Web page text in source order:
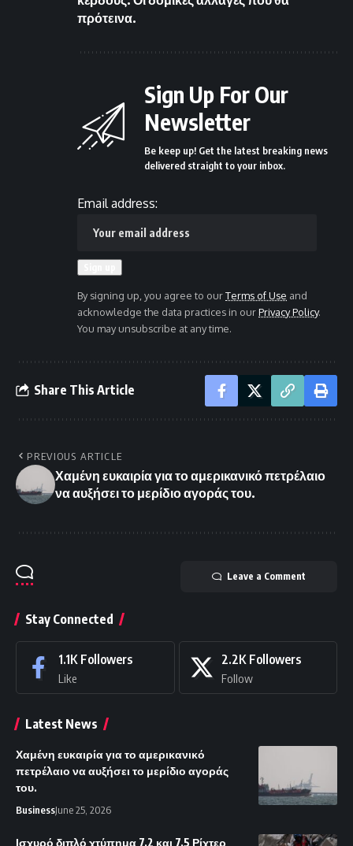
πρότεινα.
Sign Up For Our
Newsletter
Be keep up! Get the latest breaking news
delivered straight to your inbox.
Email address:
By signing up, you agree to ourTerms of Use and
acknowledge the data practices in ourPrivacy Policy.
You may unsubscribe at any time.
Share This Article
PREVIOUS ARTICLE
Χαμένη ευκαιρία για το αμερικανικό πετρέλαιο
να αυξήσει το μερίδιο αγοράς του.
Leave a Comment
Stay Connected
1.1K Followers
Like
2.2K Followers
Follow
Latest News
Χαμένη ευκαιρία για το αμερικανικό
πετρέλαιο να αυξήσει το μερίδιο αγοράς
του.
BusinessJune 25, 2026
Ισχυρό διπλό χτύπημα 7,2 και 7,5 Ρίχτερ